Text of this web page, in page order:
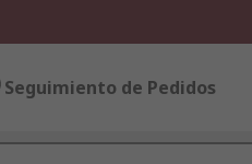
Seguimiento de Pedidos